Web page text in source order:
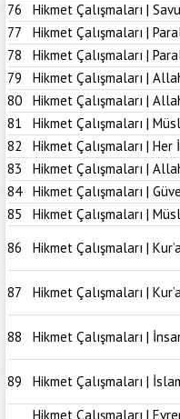
76
Hikmet Çalışmaları |
77
Hikmet Çalışmaları |
78
Hikmet Çalışmaları |
79
Hikmet Çalışmaları |
80
Hikmet Çalışmaları |
81
Hikmet Çalışmaları |
82
Hikmet Çalışmaları |
83
Hikmet Çalışmaları |
84
Hikmet Çalışmaları |
85
Hikmet Çalışmaları |
86
Hikmet Çalışmaları |
87 Hikmet Çalışmaları |
88 Hikmet Çalışmaları |
89 Hikmet Çalışmaları |
Hikmet Çalışmaları |